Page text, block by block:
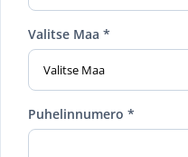
Valitse Maa *
Puhelinnumero *